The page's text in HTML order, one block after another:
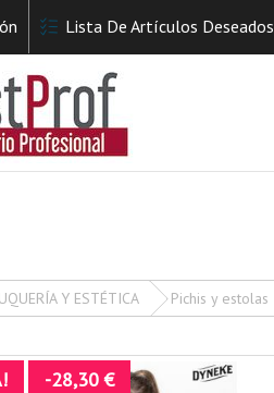
Lista De Artículos Deseados
Y ESTÉTICA Pichis y estolas
-28,30 €